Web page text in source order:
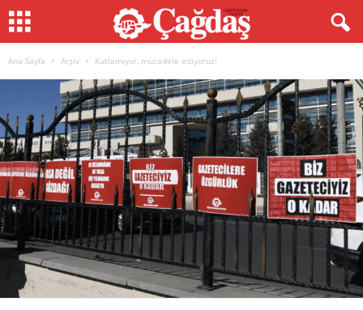
Ana Sayfa Arşiv Kutlamıyor, mücadele ediyoruz!